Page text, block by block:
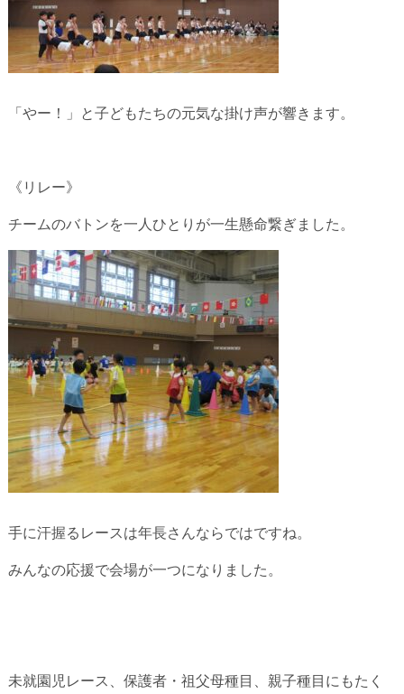
「やー！」と子どもたちの元気な掛け声が響きます。
《リレー》
チームのバトンを一人ひとりが一生懸命繋ぎました。
手に汗握るレースは年長さんならではですね。
みんなの応援で会場が一つになりました。
未就園児レース、保護者・祖父母種目、親子種目にもたく